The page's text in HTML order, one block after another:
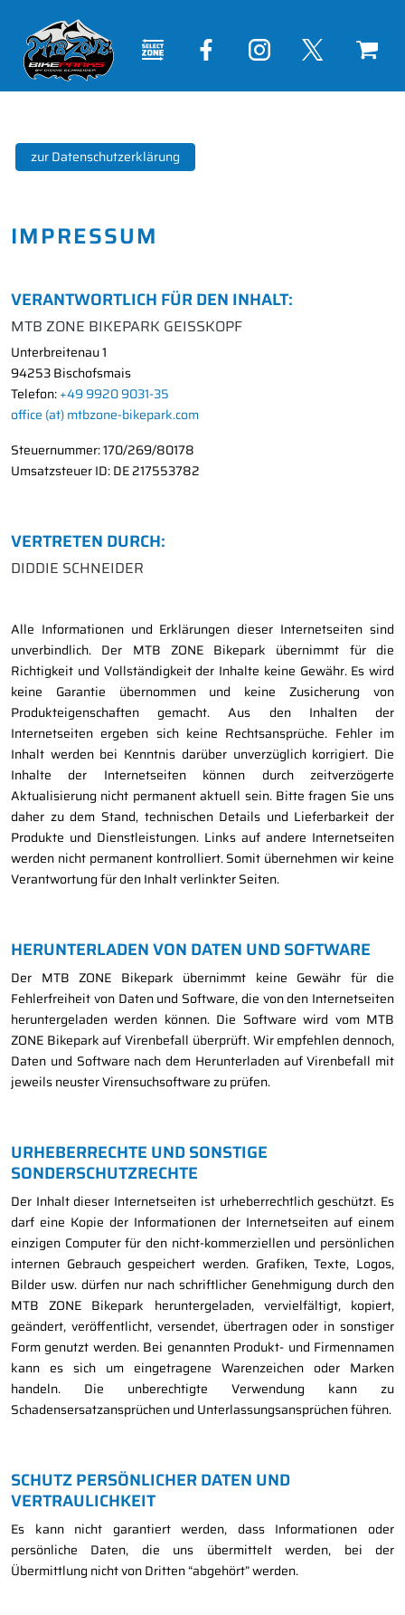
zur Datenschutzerklärung
IMPRESSUM
VERANTWORTLICH FÜR DEN INHALT:
MTB ZONE BIKEPARK GEISSKOPF
Unterbreitenau 1
94253 Bischofsmais
Telefon:+49 9920 9031-35
office (at) mtbzone-bikepark.com
Steuernummer: 170/269/80178
Umsatzsteuer ID: DE 217553782
VERTRETEN DURCH:
DIDDIE SCHNEIDER
Alle Informationen und Erklärungen dieser Internetseiten sind
unverbindlich. Der MTB ZONE Bikepark übernimmt für die
Richtigkeit und Vollständigkeit der Inhalte keine Gewähr. Es wird
keine Garantie übernommen und keine Zusicherung von
Produkteigenschaften gemacht. Aus den Inhalten der
Internetseiten ergeben sich keine Rechtsansprüche. Fehler im
Inhalt werden bei Kenntnis darüber unverzüglich korrigiert. Die
Inhalte der Internetseiten können durch zeitverzögerte
Aktualisierung nicht permanent aktuell sein. Bitte fragen Sie uns
daher zu dem Stand, technischen Details und Lieferbarkeit der
Produkte und Dienstleistungen. Links auf andere Internetseiten
werden nicht permanent kontrolliert. Somit übernehmen wir keine
Verantwortung für den Inhalt verlinkter Seiten.
HERUNTERLADEN VON DATEN UND SOFTWARE
Der MTB ZONE Bikepark übernimmt keine Gewähr für die
Fehlerfreiheit von Daten und Software, die von den Internetseiten
heruntergeladen werden können. Die Software wird vom MTB
ZONE Bikepark auf Virenbefall überprüft. Wir empfehlen dennoch,
Daten und Software nach dem Herunterladen auf Virenbefall mit
jeweils neuster Virensuchsoftware zu prüfen.
URHEBERRECHTE UND SONSTIGE
SONDERSCHUTZRECHTE
Der Inhalt dieser Internetseiten ist urheberrechtlich geschützt. Es
darf eine Kopie der Informationen der Internetseiten auf einem
einzigen Computer für den nicht-kommerziellen und persönlichen
internen Gebrauch gespeichert werden. Grafiken, Texte, Logos,
Bilder usw. dürfen nur nach schriftlicher Genehmigung durch den
MTB ZONE Bikepark heruntergeladen, vervielfältigt, kopiert,
geändert, veröffentlicht, versendet, übertragen oder in sonstiger
Form genutzt werden. Bei genannten Produkt- und Firmennamen
kann es sich um eingetragene Warenzeichen oder Marken
handeln. Die unberechtigte Verwendung kann zu
Schadensersatzansprüchen und Unterlassungsansprüchen führen.
SCHUTZ PERSÖNLICHER DATEN UND
VERTRAULICHKEIT
Es kann nicht garantiert werden, dass Informationen oder
persönliche Daten, die uns übermittelt werden, bei der
Übermittlung nicht von Dritten “abgehört” werden.